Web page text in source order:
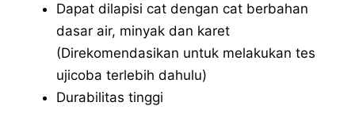
Dapat dilapisi cat dengan cat berbahan
dasar air, minyak dan karet
(Direkomendasikan untuk melakukan tes
ujicoba terlebih dahulu)
Durabilitas tinggi